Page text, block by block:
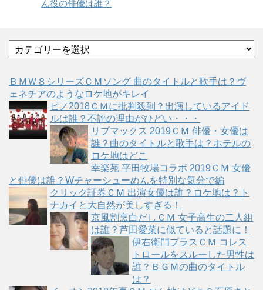
ん役の俳優は誰？
テ
リ
ー
ＢＭＷ８シリーズＣＭソング 曲のタイトルと歌手は？ヴ
ェネチアのようなロケ地がキレイ
ピノ2018ＣＭに批判殺到？出演しているアイド
ルは誰？不評の理由がひどい・・・
リブマックス 2019ＣＭ 俳優・女優は
誰？曲のタイトルと歌手は？ホテルの
ロケ地はどこ
幸楽苑 平田牧場コラボ 2019ＣＭ 女優
と俳優は誰？Wチャーシューめんを特別な気分で編
クリック証券ＣＭ 出演女優は誰？ロケ地は？ト
ナカイと大自然が美しすぎる！
京風割烹白だしＣＭ 女子高生の二人組
は誰？芦田愛菜に似ていると話題に！
伊右衛門プラスＣＭ コレス
トロールをスルーした男性は
誰？ＢＧＭの曲のタイトル
は？